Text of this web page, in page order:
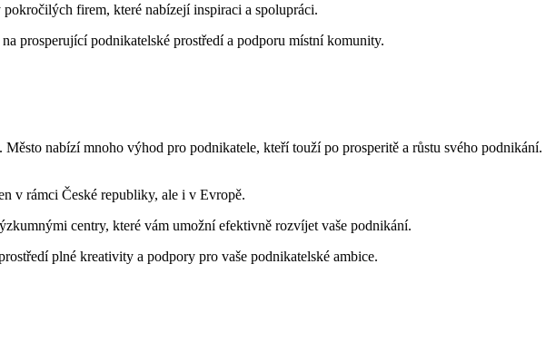
firem, které nabízejí inspiraci a spolupráci.
prosperující podnikatelské prostředí a podporu místní komunity.
nabízí mnoho výhod pro podnikatele, kteří touží po prosperitě a růstu svého podnikání.
v rámci České republiky, ale i v Evropě.
centry, které vám umožní efektivně rozvíjet vaše podnikání.
plné kreativity a podpory pro vaše podnikatelské ambice.